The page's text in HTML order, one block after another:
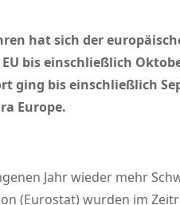
hat sich der
bis einschließlich
ging bis einschließlich
Europe.
Jahr wieder mehr
(Eurostat) wurden im